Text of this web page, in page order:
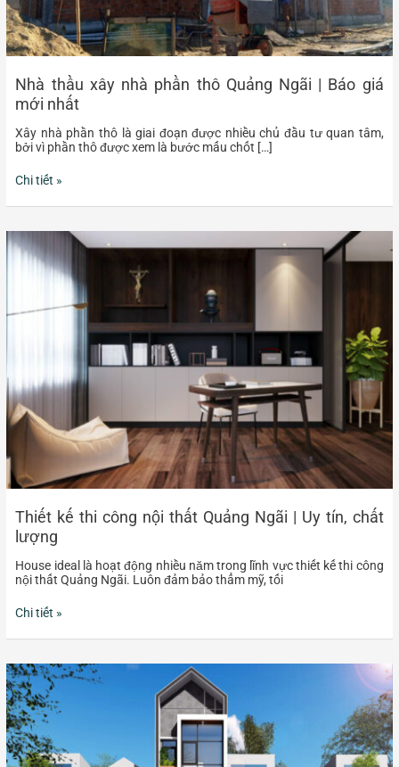
Nhà thầu xây nhà phần thô Quảng Ngãi | Báo giá
mới nhất
Xây nhà phần thô là giai đoạn được nhiều chủ đầu tư quan tâm,
bởi vì phần thô được xem là bước mấu chốt […]
Chi tiết »
Thiết kế thi công nội thất Quảng Ngãi | Uy tín, chất
lượng
House ideal là hoạt động nhiều năm trong lĩnh vực thiết kế thi công
nội thất Quảng Ngãi. Luôn đảm bảo thẩm mỹ, tối
Thiết
kế
thi
thất
tín,
chất
lượng
Chi tiết »
Thiết
kế
nhà
Quảng
Ngãi
|
+99